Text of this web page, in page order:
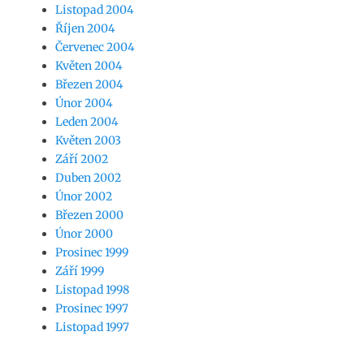
Listopad 2004
Říjen 2004
Červenec 2004
Květen 2004
Březen 2004
Únor 2004
Leden 2004
Květen 2003
Září 2002
Duben 2002
Únor 2002
Březen 2000
Únor 2000
Prosinec 1999
Září 1999
Listopad 1998
Prosinec 1997
Listopad 1997